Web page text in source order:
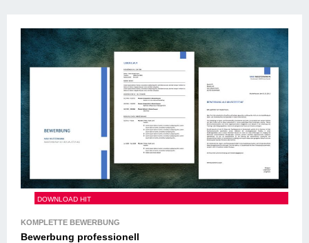
Bewerbung professionell